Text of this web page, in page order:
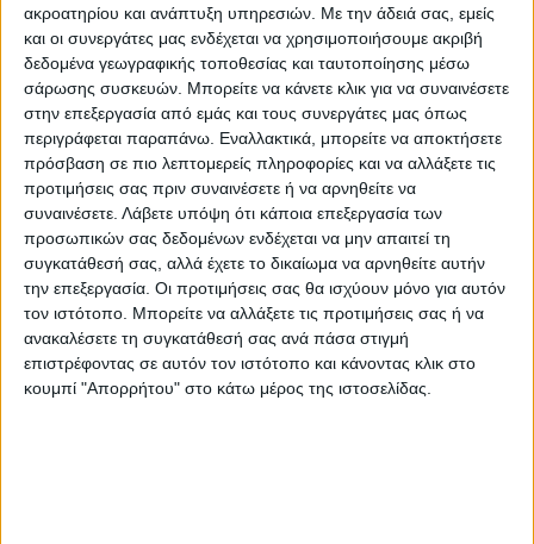
ακροατηρίου και ανάπτυξη υπηρεσιών. Με την άδειά σας, εμείς
και οι συνεργάτες μας ενδέχεται να χρησιμοποιήσουμε ακριβή
δεδομένα γεωγραφικής τοποθεσίας και ταυτοποίησης μέσω
σάρωσης συσκευών. Μπορείτε να κάνετε κλικ για να συναινέσετε
στην επεξεργασία από εμάς και τους συνεργάτες μας όπως
περιγράφεται παραπάνω. Εναλλακτικά, μπορείτε να αποκτήσετε
πρόσβαση σε πιο λεπτομερείς πληροφορίες και να αλλάξετε τις
προτιμήσεις σας πριν συναινέσετε ή να αρνηθείτε να
συναινέσετε. Λάβετε υπόψη ότι κάποια επεξεργασία των
προσωπικών σας δεδομένων ενδέχεται να μην απαιτεί τη
συγκατάθεσή σας, αλλά έχετε το δικαίωμα να αρνηθείτε αυτήν
την επεξεργασία. Οι προτιμήσεις σας θα ισχύουν μόνο για αυτόν
τον ιστότοπο. Μπορείτε να αλλάξετε τις προτιμήσεις σας ή να
ανακαλέσετε τη συγκατάθεσή σας ανά πάσα στιγμή
επιστρέφοντας σε αυτόν τον ιστότοπο και κάνοντας κλικ στο
κουμπί "Απορρήτου" στο κάτω μέρος της ιστοσελίδας.